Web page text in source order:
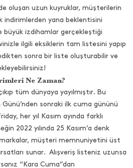
oluşan uzun kuyruklar, müşterilerin
indirimlerden yana beklentisini
büyük izdihamlar gerçekleştiği
ilgili eksiklerin tam listesini yapıp
sonra bir liste oluşturabilir ve
Ne Zaman?
tüm dünyaya yayılmıştır. Bu
Günü’nden sonraki ilk cuma gününü
her yıl Kasım ayında farklı
2022 yılında 25 Kasım’a denk
müşteri memnuniyetini üst
sunar. Alışveriş listeniz uzunsa
“Kara Cuma”dan